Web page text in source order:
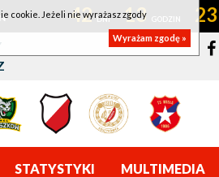
42 13 23
STATYSTYKI MULTIMEDIA
cookie. Jeżeli nie wyrażasz zgody
Wyrażam zgodę »